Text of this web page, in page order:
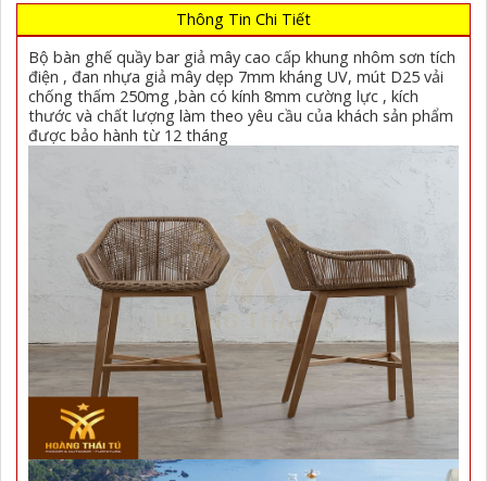
Thông Tin Chi Tiết
Bộ bàn ghế quầy bar giả mây cao cấp khung nhôm sơn tích
điện , đan nhựa giả mây dẹp 7mm kháng UV, mút D25 vải
chống thấm 250mg ,bàn có kính 8mm cường lực , kích
thước và chất lượng làm theo yêu cầu của khách sản phẩm
được bảo hành từ 12 tháng